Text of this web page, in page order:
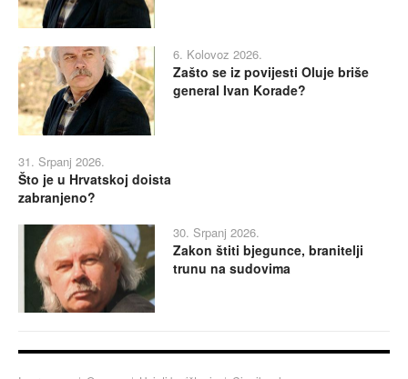
6. Kolovoz 2026.
Zašto se iz povijesti Oluje briše
general Ivan Korade?
31. Srpanj 2026.
Što je u Hrvatskoj doista
zabranjeno?
30. Srpanj 2026.
Zakon štiti bjegunce, branitelji
trunu na sudovima